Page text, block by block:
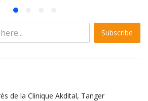
Subscribe
de la Clinique Akdital, Tanger